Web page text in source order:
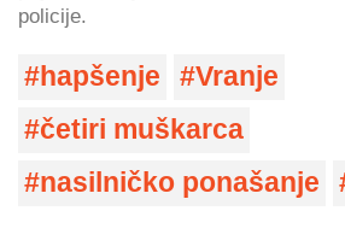
policije.
hapšenje
Vranje
četiri muškarca
nasilničko ponašanje